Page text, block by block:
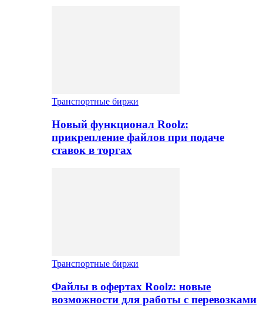
Транспортные биржи
Новый функционал Roolz:
прикрепление файлов при подаче
ставок в торгах
Транспортные биржи
Файлы в офертах Roolz: новые
возможности для работы с перевозками